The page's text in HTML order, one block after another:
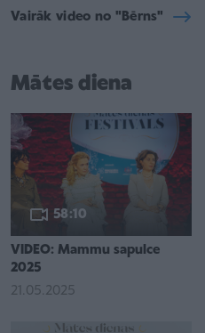
Vairāk video no "Bērns"
Mātes diena
58:10
VIDEO: Mammu sapulce
2025
21.05.2025